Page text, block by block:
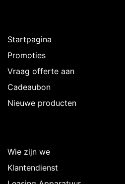
Startpagina
Promoties
Vraag offerte aan
Cadeaubon
Nieuwe producten
Wie zijn we
Klantendienst